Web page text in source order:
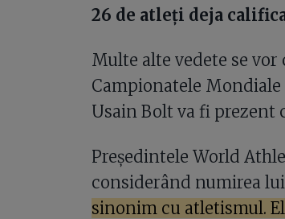
26 de atleți deja
Multe alte vedete se
Campionatele Mondiale
Usain Bolt va fi prezent
Președintele World
considerând numirea
sinonim cu atletismul.